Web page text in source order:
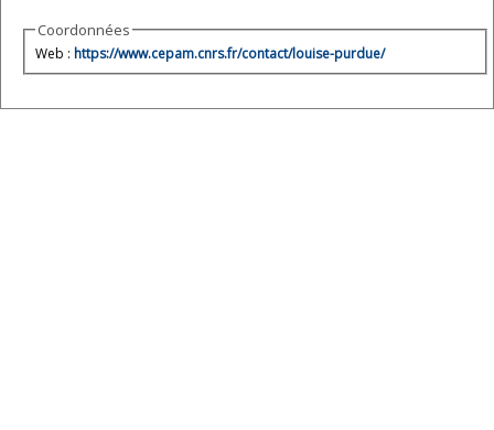
Coordonnées
Web : https://www.cepam.cnrs.fr/contact/louise-purdue/